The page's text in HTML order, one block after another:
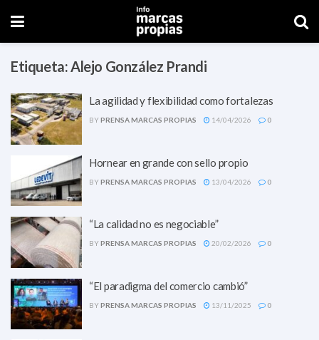
Etiqueta:Alejo González Prandi
La agilidad y flexibilidad como fortalezas
BYPRENSA MARCAS PROPIAS 14/04/2026 0
Hornear en grande con sello propio
BYPRENSA MARCAS PROPIAS 13/04/2026 0
“La calidad no es negociable”
BYPRENSA MARCAS PROPIAS 20/02/2026 0
“El paradigma del comercio cambió”
BYPRENSA MARCAS PROPIAS 13/11/2025 0